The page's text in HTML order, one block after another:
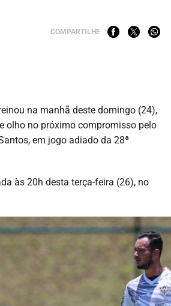
COMPARTILHE
na manhã deste domingo (24),
olho no próximo compromisso pelo
em jogo adiado da 28ª
às 20h desta terça-feira (26), no